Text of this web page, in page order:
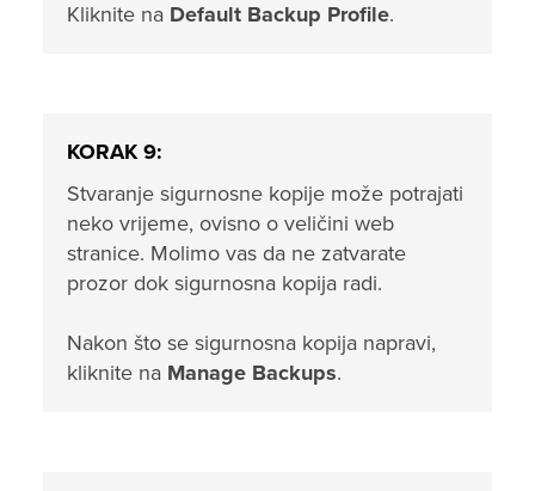
Kliknite na Default Backup Profile.
KORAK 9:
Stvaranje sigurnosne kopije može potrajati
neko vrijeme, ovisno o veličini web
stranice. Molimo vas da ne zatvarate
prozor dok sigurnosna kopija radi.
Nakon što se sigurnosna kopija napravi,
kliknite na Manage Backups.